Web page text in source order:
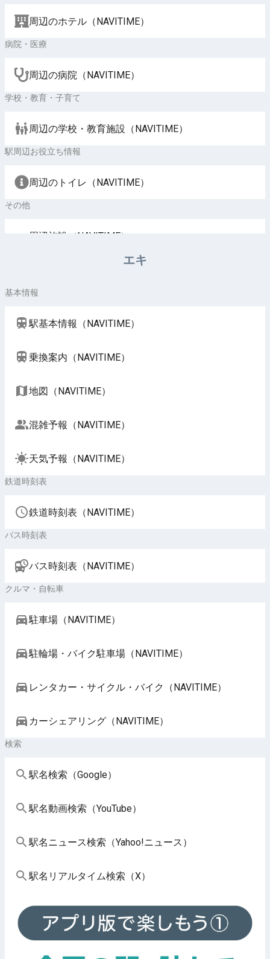
周辺のホテル（NAVITIME）
病院・医療
周辺の病院（NAVITIME）
学校・教育・子育て
周辺の学校・教育施設（NAVITIME）
駅周辺お役立ち情報
周辺のトイレ（NAVITIME）
その他
周辺施設（NAVITIME）
エキ
基本情報
駅基本情報（NAVITIME）
乗換案内（NAVITIME）
地図（NAVITIME）
混雑予報（NAVITIME）
天気予報（NAVITIME）
鉄道時刻表
鉄道時刻表（NAVITIME）
バス時刻表
バス時刻表（NAVITIME）
クルマ・自転車
駐車場（NAVITIME）
駐輪場・バイク駐車場（NAVITIME）
レンタカー・サイクル・バイク（NAVITIME）
カーシェアリング（NAVITIME）
検索
駅名検索（Google）
駅名動画検索（YouTube）
駅名ニュース検索（Yahoo!ニュース）
駅名リアルタイム検索（X）